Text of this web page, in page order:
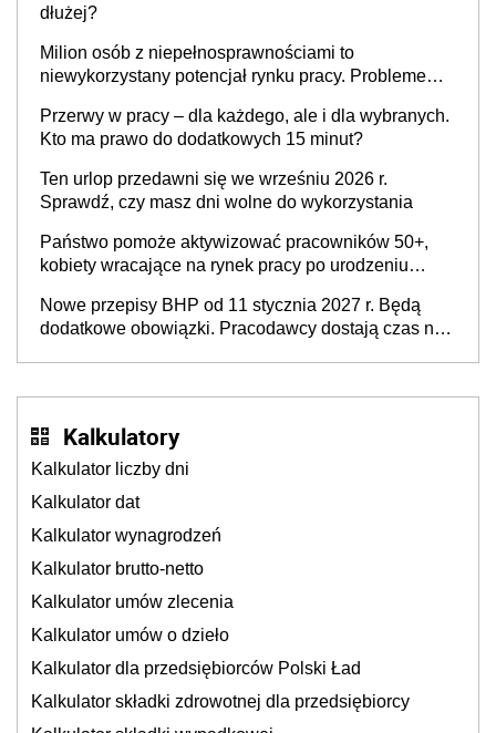
dłużej?
Milion osób z niepełnosprawnościami to
niewykorzystany potencjał rynku pracy. Problemem
refundacji, ale bariery po stronie systemu i
świadomości pracodawców [WYWIAD]
Przerwy w pracy – dla każdego, ale i dla wybranych.
Kto ma prawo do dodatkowych 15 minut?
Ten urlop przedawni się we wrześniu 2026 r.
Sprawdź, czy masz dni wolne do wykorzystania
Państwo pomoże aktywizować pracowników 50+,
kobiety wracające na rynek pracy po urodzeniu
neuroatypowe. Powstanie Fundusz na rzecz
Inkluzywności w Zatrudnianiu?
Nowe przepisy BHP od 11 stycznia 2027 r. Będą
dodatkowe obowiązki. Pracodawcy dostają czas na
Kalkulatory
Kalkulator liczby dni
Kalkulator dat
Kalkulator wynagrodzeń
Kalkulator brutto-netto
Kalkulator umów zlecenia
Kalkulator umów o dzieło
Kalkulator dla przedsiębiorców Polski Ład
Kalkulator składki zdrowotnej dla przedsiębiorcy